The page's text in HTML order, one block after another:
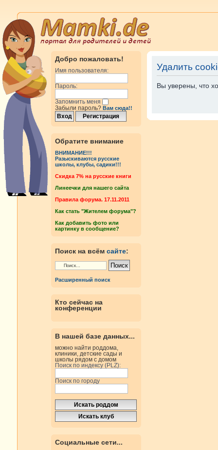
Добро пожаловать!
Имя пользователя:
Пароль:
Запомнить меня
Забыли пароль? Вам сюда!!
Обратите внимание
ВНИМАНИЕ!!!
Разыскиваются русские
школы, клубы, садики!!!
Cкидка 7% на русские книги
Линеечки для нашего сайта
Правила форума. 17.11.2011
Как стать "Жителем форума"?
Как добавить фото или
картинку в сообщение?
Поиск на всём сайте:
Расширенный поиск
Кто сейчас на
конференции
В нашей базе данных...
можно найти роддома,
клиники, детские сады и
школы рядом с домом
Поиск по индексу (PLZ):
Поиск по городу
Социальные сети...
Удалить
Вы уверены, что